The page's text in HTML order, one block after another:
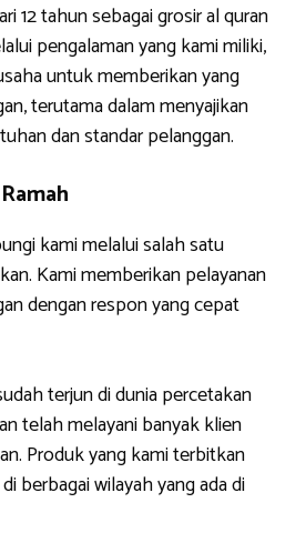
12 tahun sebagai grosir al quran
pengalaman yang kami miliki,
untuk memberikan yang
terutama dalam menyajikan
dan standar pelanggan.
kami melalui salah satu
Kami memberikan pelayanan
dengan respon yang cepat
terjun di dunia percetakan
telah melayani banyak klien
Produk yang kami terbitkan
berbagai wilayah yang ada di